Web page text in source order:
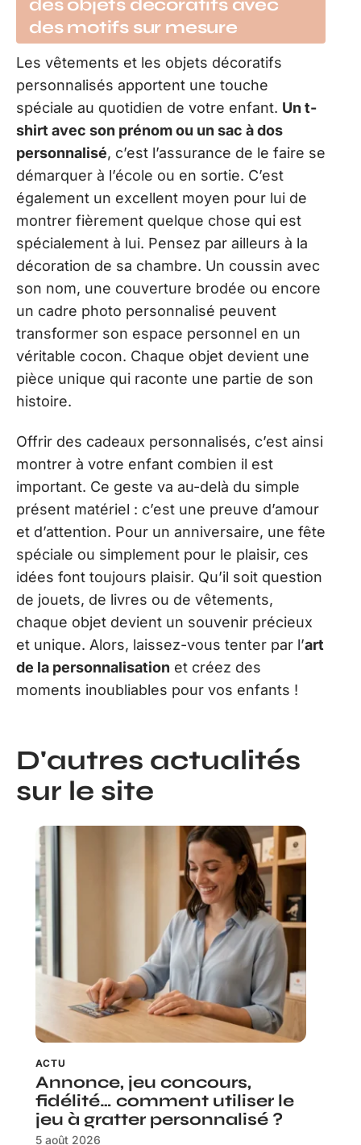
des objets décoratifs avec
des motifs sur mesure
Les vêtements et les objets décoratifs
personnalisés apportent une touche
spéciale au quotidien de votre enfant. Un t-
shirt avec son prénom ou un sac à dos
personnalisé, c’est l’assurance de le faire se
démarquer à l’école ou en sortie. C’est
également un excellent moyen pour lui de
montrer fièrement quelque chose qui est
spécialement à lui. Pensez par ailleurs à la
décoration de sa chambre. Un coussin avec
son nom, une couverture brodée ou encore
un cadre photo personnalisé peuvent
transformer son espace personnel en un
véritable cocon. Chaque objet devient une
pièce unique qui raconte une partie de son
histoire.
Offrir des cadeaux personnalisés, c’est ainsi
montrer à votre enfant combien il est
important. Ce geste va au-delà du simple
présent matériel : c’est une preuve d’amour
et d’attention. Pour un anniversaire, une fête
spéciale ou simplement pour le plaisir, ces
idées font toujours plaisir. Qu’il soit question
de jouets, de livres ou de vêtements,
chaque objet devient un souvenir précieux
et unique. Alors, laissez-vous tenter par l’art
de la personnalisation et créez des
moments inoubliables pour vos enfants !
D'autres actualités
sur le site
ACTU
Annonce, jeu concours,
fidélité… comment utiliser le
jeu à gratter personnalisé ?
5 août 2026